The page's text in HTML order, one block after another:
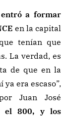
entró a formar
en la capital
tenían que
La verdad, es
de que en la
era escaso”,
Juan José
el 800, y los